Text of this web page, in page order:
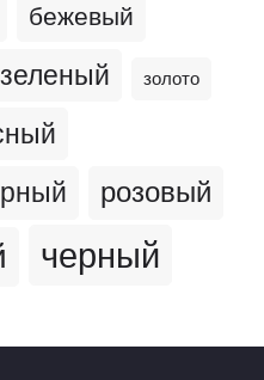
бежевый
зеленый золото
розовый
черный